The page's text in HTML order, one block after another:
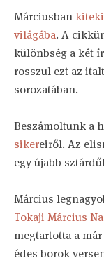
Márciusban
világába. A
különbség a két
rosszul ezt az
sorozatában.
Beszámoltunk a
sikereiről. Az
egy újabb
Március
Tokaji Március
megtartotta a
édes borok